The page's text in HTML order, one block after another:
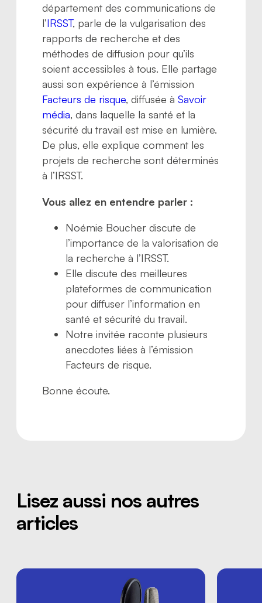
département des communications de
l’IRSST, parle de la vulgarisation des
rapports de recherche et des
méthodes de diffusion pour qu’ils
soient accessibles à tous. Elle partage
aussi son expérience à l’émission
Facteurs de risque, diffusée àSavoir
média, dans laquelle la santé et la
sécurité du travail est mise en lumière.
De plus, elle explique comment les
projets de recherche sont déterminés
à l’IRSST.
Vous allez en entendre parler :
Noémie Boucher discute de
l’importance de la valorisation de
la recherche à l’IRSST.
Elle discute des meilleures
plateformes de communication
pour diffuser l’information en
santé et sécurité du travail.
Notre invitée raconte plusieurs
anecdotes liées à l’émission
Facteurs de risque.
Bonne écoute.
Lisez aussi nos autres
articles